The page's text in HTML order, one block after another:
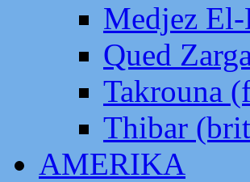
Medjez
Qued
Takrouna
Thibar
AMERIKA